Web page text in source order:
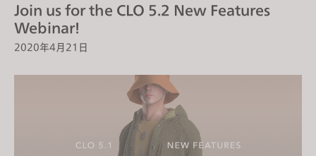
Join us for the CLO 5.2 New Features
Webinar!
2020年4月21日